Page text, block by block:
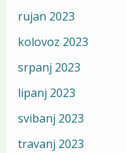
rujan 2023
kolovoz 2023
srpanj 2023
lipanj 2023
svibanj 2023
travanj 2023